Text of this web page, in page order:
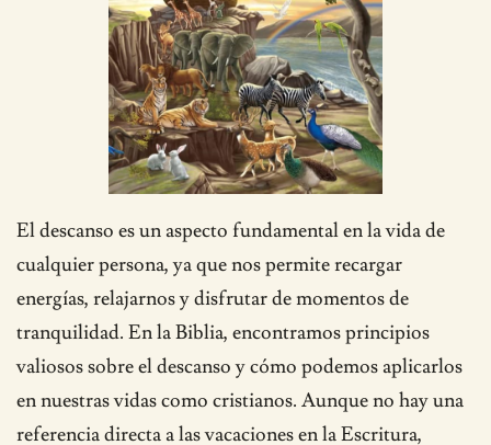
El descanso es un aspecto fundamental en la vida de
cualquier persona, ya que nos permite recargar
energías, relajarnos y disfrutar de momentos de
tranquilidad. En la Biblia, encontramos principios
valiosos sobre el descanso y cómo podemos aplicarlos
en nuestras vidas como cristianos. Aunque no hay una
referencia directa a las vacaciones en la Escritura,